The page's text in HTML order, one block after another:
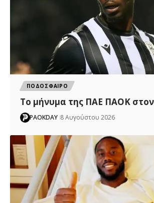
ΠΟΔΟΣΦΑΙΡΟ
Το μήνυμα της ΠΑΕ ΠΑΟΚ
PAOKDAY 8 Αυγούστου 2026